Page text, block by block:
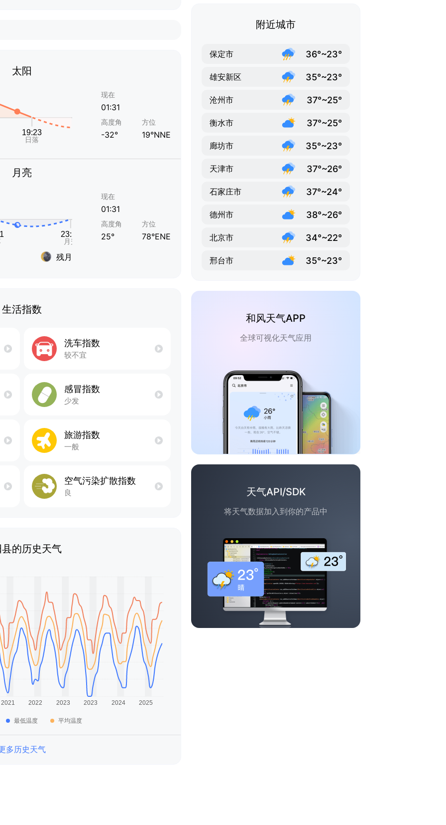
太阳
现在
01:31
高度角
-32°
方位
19°NNE
月亮
残月
现在
01:31
高度角
25°
方位
78°ENE
生活指数
洗车指数
较不宜
感冒指数
少发
旅游指数
一般
空气污染扩散指数
良
的历史天气
最低温度 平均温度
多历史天气
附近城市
保定市 36°~23°
雄安新区 35°~23°
沧州市 37°~25°
衡水市 37°~25°
廊坊市 35°~23°
天津市 37°~26°
石家庄市 37°~24°
德州市 38°~26°
北京市 34°~22°
邢台市 35°~23°
和风天气APP
全球可视化天气应用
天气API/SDK
将天气数据加入到你的产品中